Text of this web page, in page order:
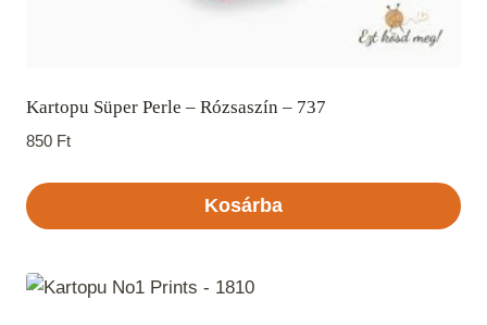
Kartopu Süper Perle – Rózsaszín – 737
850 Ft
Kosárba